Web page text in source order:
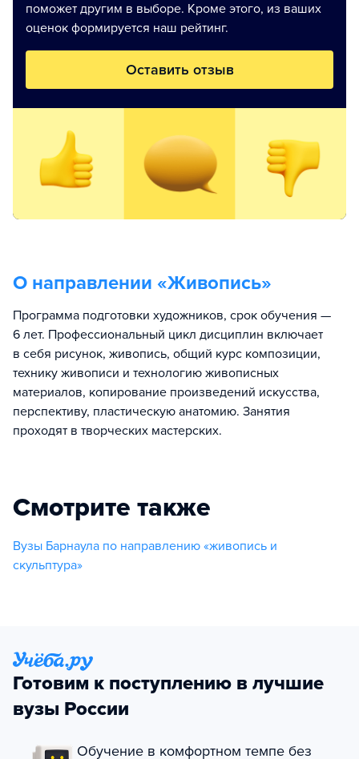
поможет другим в выборе. Кроме этого, из ваших
оценок формируется наш рейтинг.
Оставить отзыв
О направлении «Живопись»
Программа подготовки художников, срок обучения —
6 лет. Профессиональный цикл дисциплин включает
в себя рисунок, живопись, общий курс композиции,
технику живописи и технологию живописных
материалов, копирование произведений искусства,
перспективу, пластическую анатомию. Занятия
проходят в творческих мастерских.
Смотрите также
Вузы Барнаула по направлению «живопись и
скульптура»
Готовим к поступлению в лучшие
вузы России
Обучение в комфортном темпе без